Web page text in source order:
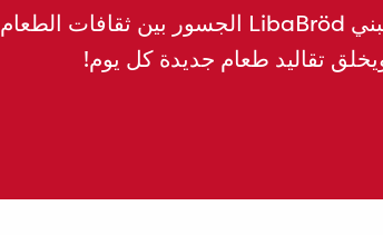
يبني LibaBröd الجسور بين ثقافات الطعام
تقاليد طعام جديدة كل يوم!